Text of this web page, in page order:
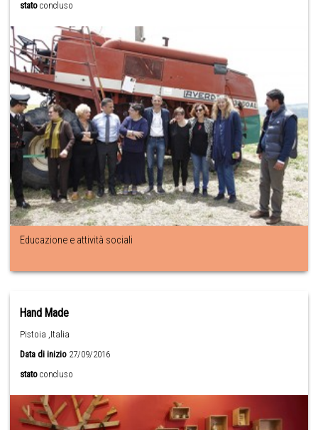
stato concluso
Educazione e attività sociali
Hand Made
Pistoia ,Italia
Data di inizio 27/09/2016
stato concluso